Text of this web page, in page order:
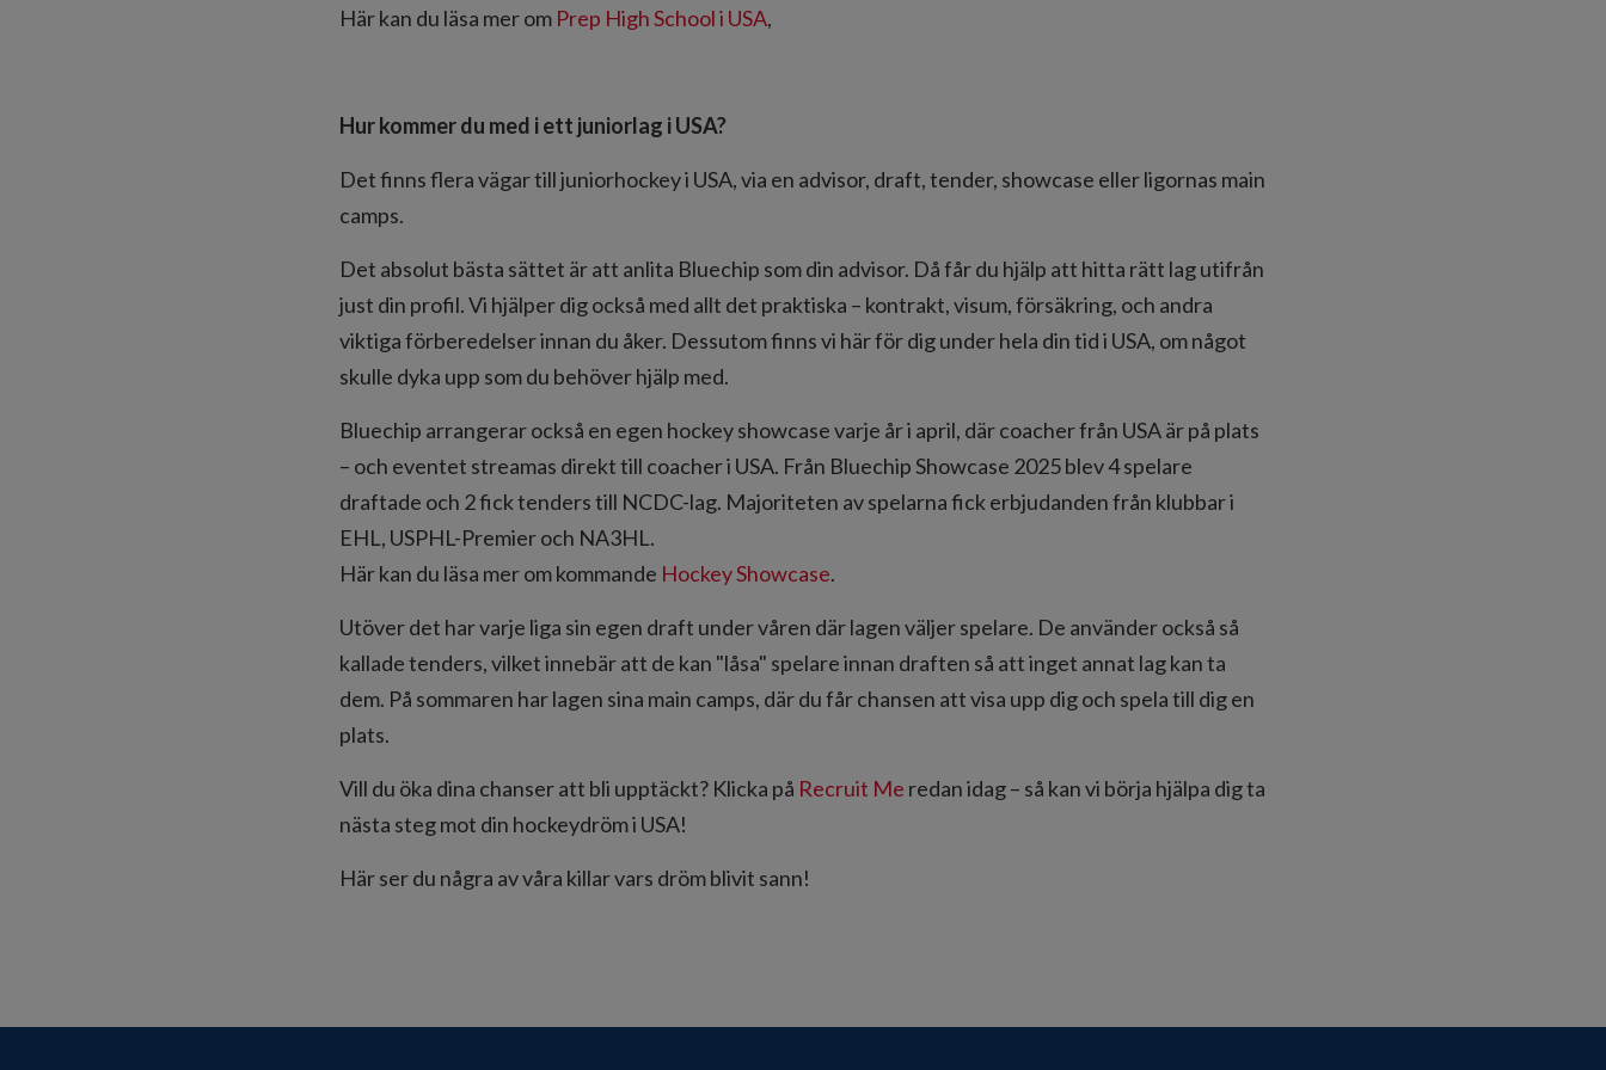
Här kan du läsa mer om Prep High School i USA,
Hur kommer du med i ett juniorlag i USA?
Det finns flera vägar till juniorhockey i USA, via en advisor, draft, tender, showcase eller ligornas main
camps.
Det absolut bästa sättet är att anlita Bluechip som din advisor. Då får du hjälp att hitta rätt lag utifrån
just din profil. Vi hjälper dig också med allt det praktiska – kontrakt, visum, försäkring, och andra
viktiga förberedelser innan du åker. Dessutom finns vi här för dig under hela din tid i USA, om något
skulle dyka upp som du behöver hjälp med.
Bluechip arrangerar också en egen hockey showcase varje år i april, där coacher från USA är på plats
– och eventet streamas direkt till coacher i USA. Från Bluechip Showcase 2025 blev 4 spelare
draftade och 2 fick tenders till NCDC-lag. Majoriteten av spelarna fick erbjudanden från klubbar i
EHL, USPHL-Premier och NA3HL.
Här kan du läsa mer om kommande Hockey Showcase.
Utöver det har varje liga sin egen draft under våren där lagen väljer spelare. De använder också så
kallade tenders, vilket innebär att de kan "låsa" spelare innan draften så att inget annat lag kan ta
dem. På sommaren har lagen sina main camps, där du får chansen att visa upp dig och spela till dig en
plats.
Vill du öka dina chanser att bli upptäckt? Klicka på Recruit Me redan idag – så kan vi börja hjälpa dig ta
nästa steg mot din hockeydröm i USA!
Här ser du några av våra killar vars dröm blivit sann!